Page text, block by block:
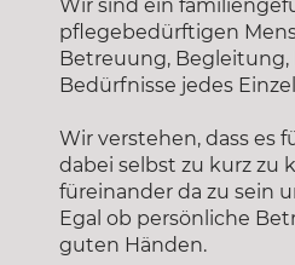
Wir sind ein
pflegebedürftigen
Betreuung, Begleitung,
Bedürfnisse jedes
Wir verstehen, dass es
dabei selbst zu kurz zu
füreinander da zu sein
Egal ob persönliche
guten Händen.